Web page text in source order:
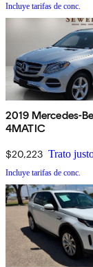
Incluye tarifas de conc.
2019 Mercedes-
4MATIC
$20,223 Trato
Incluye tarifas de conc.